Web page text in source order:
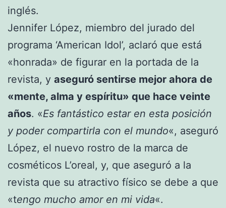
inglés.
Jennifer López, miembro del jurado del
programa ‘American Idol’, aclaró que está
«honrada» de figurar en la portada de la
revista, y aseguró sentirse mejor ahora de
«mente, alma y espíritu» que hace veinte
años. «Es fantástico estar en esta posición
y poder compartirla con el mundo«, aseguró
López, el nuevo rostro de la marca de
cosméticos L’oreal, y, que aseguró a la
revista que su atractivo físico se debe a que
«tengo mucho amor en mi vida«.